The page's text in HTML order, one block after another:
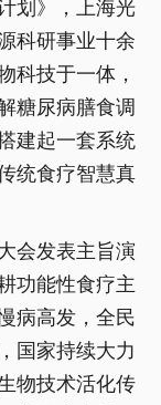
划》，上海光
科研事业十余
科技于一体，
糖尿病膳食调
建起一套系统
统食疗智慧真
会发表主旨演
功能性食疗主
病高发，全民
国家持续大力
物技术活化传